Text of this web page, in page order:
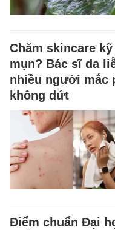
Chăm skincare
mụn? Bác sĩ da
nhiều người mắc
không dứt
Điểm chuẩn Đại